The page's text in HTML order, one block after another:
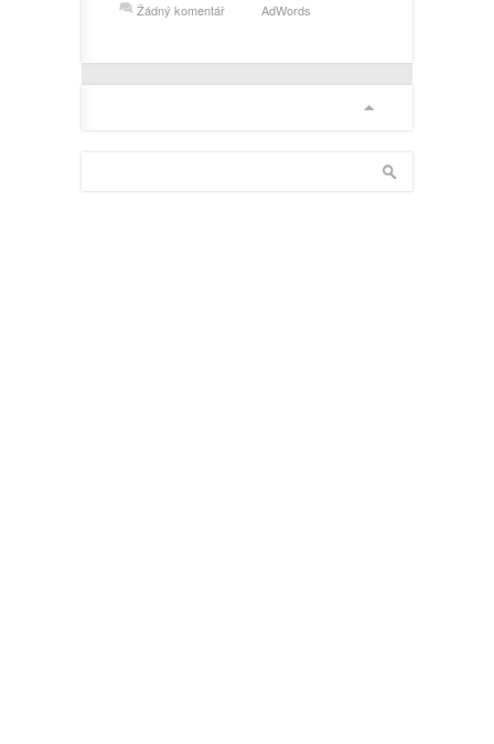
Žádný komentář AdWords